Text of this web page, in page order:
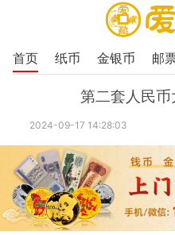
首页 纸币 金银币 邮
第二套人民
2024-09-17 14:28:03